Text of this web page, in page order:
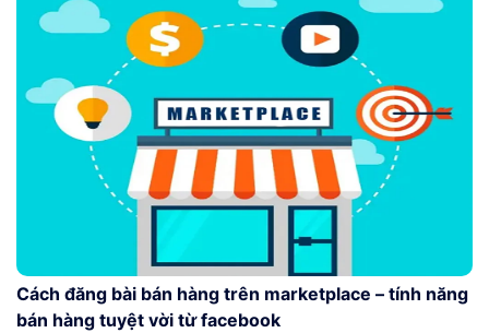
Cách đăng bài bán hàng trên marketplace – tính năng
bán hàng tuyệt vời từ facebook